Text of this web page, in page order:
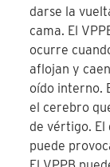
darse la
cama. El
ocurre
aflojan y
oído interno.
el cerebro
de vértigo. El
puede